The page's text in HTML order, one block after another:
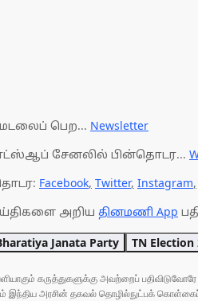
பெற... Newsletter
சேனலில் பின்தொடர...
Facebook, Twitter, Instagram,
அறிய தினமணி App
Janata Party TN Election
கருத்துகளுக்கு அவற்றைப்
இந்திய அரசின் தகவல் தொழில்நுட்பக்